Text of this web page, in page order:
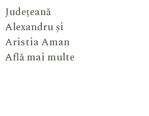
Județeană
Alexandru și
Aristia Aman
Află mai multe